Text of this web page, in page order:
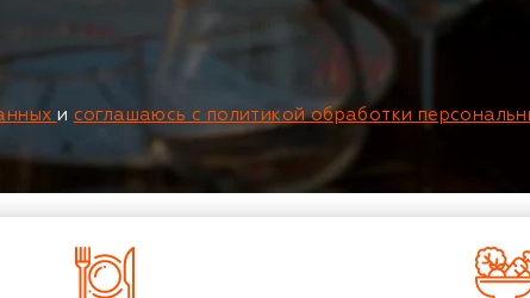
и соглашаюсь с политикой обработки